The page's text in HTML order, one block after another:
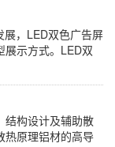
展，LED双色广告屏
展示方式。LED双
结构设计及辅助散
热原理铝材的高导